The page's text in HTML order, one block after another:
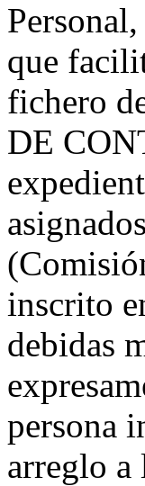
que
fichero
DE
inscrito
debidas
persona
arreglo a